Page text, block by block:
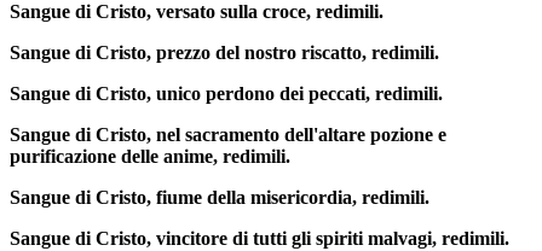
Sangue di Cristo, versato sulla croce, redimili.
Sangue di Cristo, prezzo del nostro riscatto, redimili.
Sangue di Cristo, unico perdono dei peccati, redimili.
Sangue di Cristo, nel sacramento dell'altare pozione e
purificazione delle anime, redimili.
Sangue di Cristo, fiume della misericordia, redimili.
Sangue di Cristo, vincitore di tutti gli spiriti malvagi, redimili.